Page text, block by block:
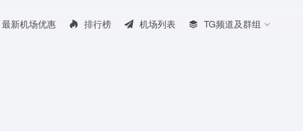
最新机场优惠 排行榜 机场列表 TG频道及群组